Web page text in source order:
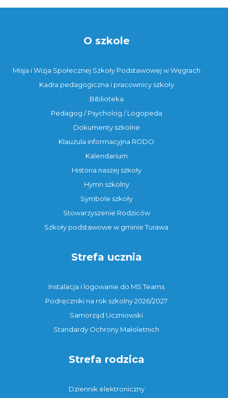
O szkole
Misja i Wizja Społecznej Szkoły Podstawowej w Węgrach
Kadra pedagogiczna i pracownicy szkoły
Biblioteka
Pedagog / Psycholog / Logopeda
Dokumenty szkolne
Klauzula informacyjna RODO
Kalendarium
Historia naszej szkoły
Hymn szkolny
Symbole szkoły
Stowarzyszenie Rodziców
Szkoły podstawowe w gminie Turawa
Strefa ucznia
Instalacja i logowanie do MS Teams
Podręczniki na rok szkolny 2026/2027
Samorząd Uczniowski
Standardy Ochrony Małoletnich
Strefa rodzica
Dziennik elektroniczny